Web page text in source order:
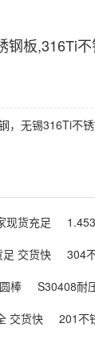
板,316Ti
，无锡316Ti不
现货充足
交货快
304
棒
S30408耐
交货快
201不